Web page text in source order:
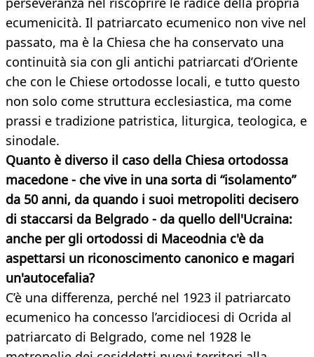
ecumenicità. Il patriarcato ecumenico non vive nel
passato, ma è la Chiesa che ha conservato una
continuità sia con gli antichi patriarcati d’Oriente
che con le Chiese ortodosse locali, e tutto questo
non solo come struttura ecclesiastica, ma come
prassi e tradizione patristica, liturgica, teologica, e
sinodale.
Quanto è diverso il caso della Chiesa ortodossa
macedone - che vive in una sorta di “isolamento”
da 50 anni, da quando i suoi metropoliti decisero
di staccarsi da Belgrado - da quello dell'Ucraina:
anche per gli ortodossi di Maceodnia c'è da
aspettarsi un riconoscimento canonico e magari
un'autocefalia?
C’è una differenza, perché nel 1923 il patriarcato
ecumenico ha concesso l’arcidiocesi di Ocrida al
patriarcato di Belgrado, come nel 1928 le